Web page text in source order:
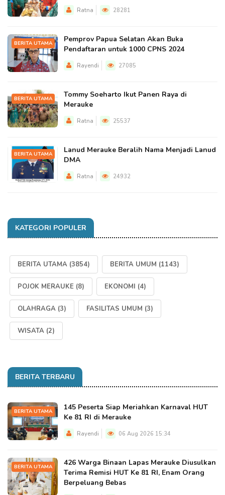
Ratna 28281
BERITA UTAMA
Pemprov Papua Selatan Akan Buka
Pendaftaran untuk 1000 CPNS 2024
Rayendi 27085
BERITA UTAMA
Tommy Soeharto Ikut Panen Raya di
Merauke
Ratna 25537
BERITA UTAMA
Lanud Merauke Beralih Nama Menjadi Lanud
DMA
Ratna 24932
KATEGORI POPULER
BERITA UTAMA (3854) BERITA UMUM (1143)
POJOK MERAUKE (8) EKONOMI (4)
OLAHRAGA (3) FASILITAS UMUM (3)
WISATA (2)
BERITA TERBARU
BERITA UTAMA
145 Peserta Siap Meriahkan Karnaval HUT
Ke 81 RI di Merauke
Rayendi 06 Aug 2026 15:34
BERITA UTAMA
426 Warga Binaan Lapas Merauke Diusulkan
Terima Remisi HUT Ke 81 RI, Enam Orang
Berpeluang Bebas